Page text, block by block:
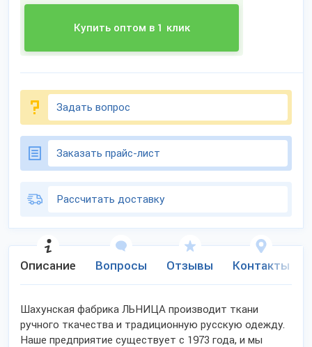
Купить оптом в 1 клик
Задать вопрос
Заказать прайс-лист
Рассчитать доставку
Описание Вопросы Отзывы Контакты
Шахунская фабрика ЛЬНИЦА производит ткани
ручного ткачества и традиционную русскую одежду.
Наше предприятие существует с 1973 года, и мы